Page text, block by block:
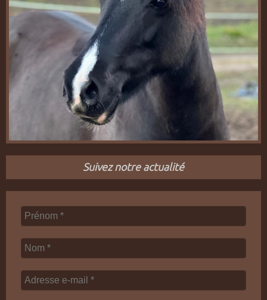
Suivez notre actualité